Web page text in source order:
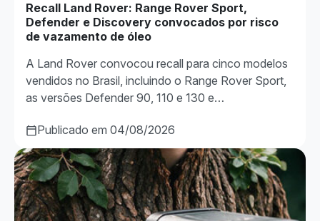
Recall Land Rover: Range Rover Sport,
Defender e Discovery convocados por risco
de vazamento de óleo
A Land Rover convocou recall para cinco modelos
vendidos no Brasil, incluindo o Range Rover Sport,
as versões Defender 90, 110 e 130 e…
Publicado em 04/08/2026